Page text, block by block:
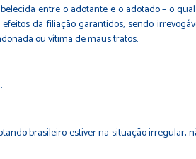
entre o adotante e o adotado – o
da filiação garantidos, sendo
ou vítima de maus tratos.
brasileiro estiver na situação irregular,